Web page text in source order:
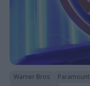
Warner Bros Paramount